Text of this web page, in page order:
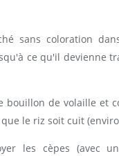
sans coloration
ce qu'il devienne
bouillon de volaille et
le riz soit cuit
les cèpes (avec